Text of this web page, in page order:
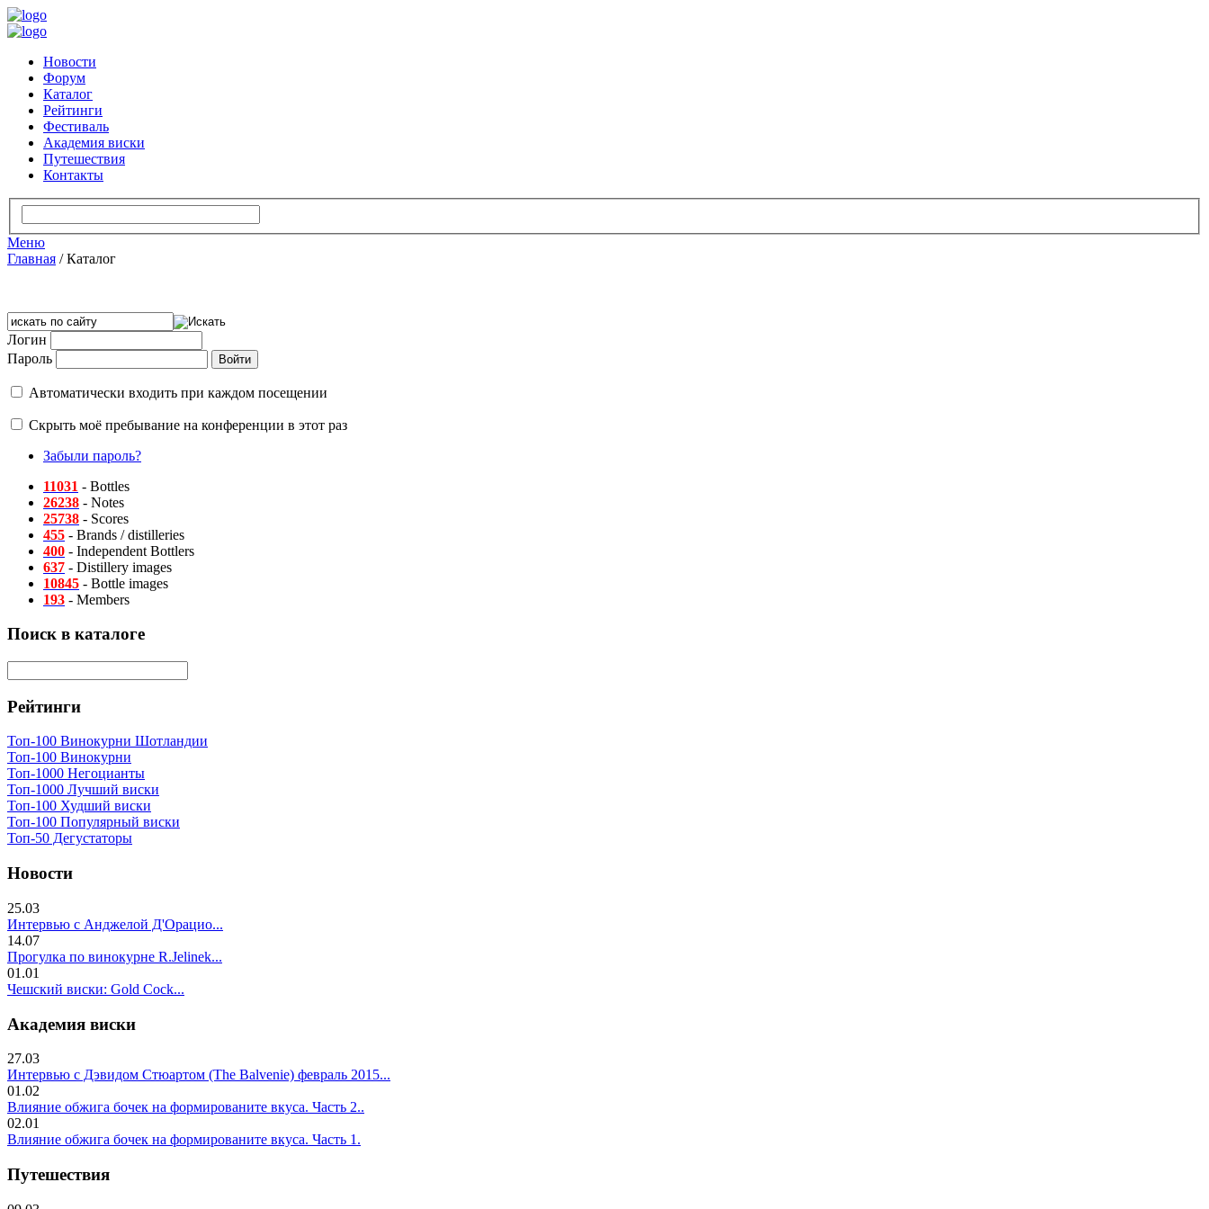
Новости
Форум
Каталог
Рейтинги
Фестиваль
Академия виски
Путешествия
Контакты
Меню
Главная /Каталог
Логин
Пароль
Автоматически входить при каждом посещении
Скрыть моё пребывание на конференции в этот раз
Забыли пароль?
11031 - Bottles
26238 - Notes
25738 - Scores
455 - Brands / distilleries
400 - Independent Bottlers
637 - Distillery images
10845 - Bottle images
193 - Members
Поиск в каталоге
Рейтинги
Топ-100 Винокурни Шотландии
Топ-100 Винокурни
Топ-1000 Негоцианты
Топ-1000 Лучший виски
Топ-100 Худший виски
Топ-100 Популярный виски
Топ-50 Дегустаторы
Новости
25.03
Интервью с Анджелой Д'Орацио...
14.07
Прогулка по винокурне R.Jelinek...
01.01
Чешский виски: Gold Cock...
Академия виски
27.03
Интервью с Дэвидом Стюартом (The Balvenie) февраль 2015...
01.02
Влияние обжига бочек на формированите вкуса. Часть 2..
02.01
Влияние обжига бочек на формированите вкуса. Часть 1.
Путешествия